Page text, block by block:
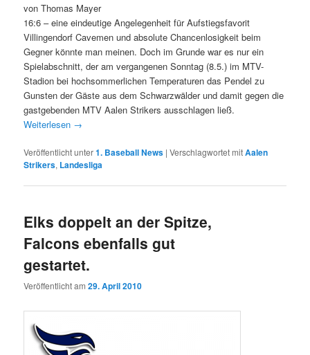
von Thomas Mayer
16:6 – eine eindeutige Angelegenheit für Aufstiegsfavorit
Villingendorf Cavemen und absolute Chancenlosigkeit beim
Gegner könnte man meinen. Doch im Grunde war es nur ein
Spielabschnitt, der am vergangenen Sonntag (8.5.) im MTV-
Stadion bei hochsommerlichen Temperaturen das Pendel zu
Gunsten der Gäste aus dem Schwarzwälder und damit gegen die
gastgebenden MTV Aalen Strikers ausschlagen ließ.
Weiterlesen →
Veröffentlicht unter1. Baseball News |Verschlagwortet mitAalen
Strikers, Landesliga
Elks doppelt an der Spitze,
Falcons ebenfalls gut
gestartet.
Veröffentlicht am29. April 2010